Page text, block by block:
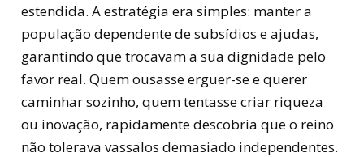
estendida. A estratégia era simples: manter a
população dependente de subsídios e ajudas,
garantindo que trocavam a sua dignidade pelo
favor real. Quem ousasse erguer-se e querer
caminhar sozinho, quem tentasse criar riqueza
ou inovação, rapidamente descobria que o reino
não tolerava vassalos demasiado independentes.